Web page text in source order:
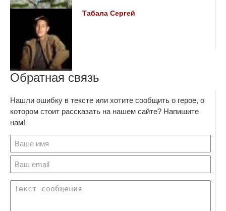
Табала Сергей
Обратная связь
Нашли ошибку в тексте или хотите сообщить о герое, о
котором стоит рассказать на нашем сайте? Напишите
нам!